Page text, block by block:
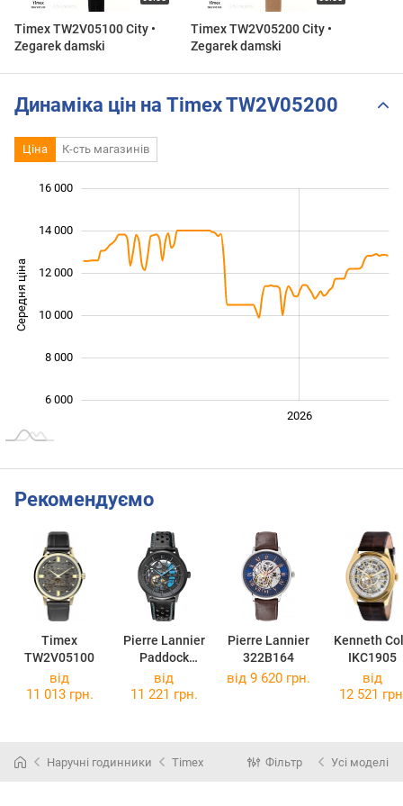
Timex TW2V05100 City •
Zegarek damski
Timex TW2V05200 City •
Zegarek damski
Динаміка цін на Timex TW2V05200
Ціна К-сть магазинів
Середня ціна
6 000
8 000
10 000
12 000
16 000
14 000
2026
Рекомендуємо
Timex
TW2V05100
Pierre Lannier
Paddock
345A466
Pierre Lannier
322B164
Kenneth
IKC1905
від
11 013 грн.
від
11 221 грн.
від 9 620 грн.
від
12 521
Наручні годинники Timex Фільтр Усі моделі